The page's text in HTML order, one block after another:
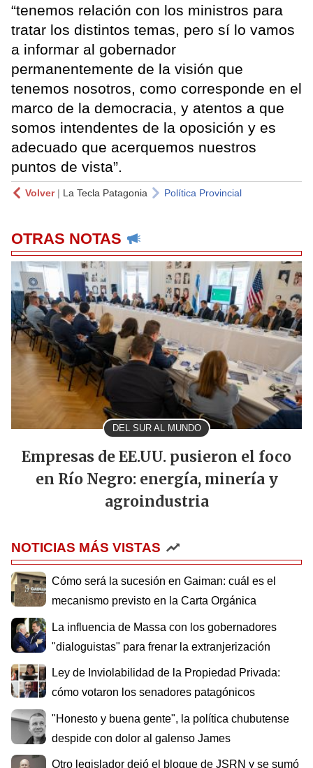
“tenemos relación con los ministros para
tratar los distintos temas, pero sí lo vamos
a informar al gobernador
permanentemente de la visión que
tenemos nosotros, como corresponde en el
marco de la democracia, y atentos a que
somos intendentes de la oposición y es
adecuado que acerquemos nuestros
puntos de vista”.
Volver| La Tecla Patagonia Política Provincial
OTRAS NOTAS
DEL SUR AL MUNDO
Empresas de EE.UU. pusieron el foco
en Río Negro: energía, minería y
agroindustria
NOTICIAS MÁS VISTAS
Cómo será la sucesión en Gaiman: cuál es el
mecanismo previsto en la Carta Orgánica
La influencia de Massa con los gobernadores
"dialoguistas" para frenar la extranjerización
Ley de Inviolabilidad de la Propiedad Privada:
cómo votaron los senadores patagónicos
"Honesto y buena gente", la política chubutense
despide con dolor al galenso James
Otro legislador dejó el bloque de JSRN y se sumó